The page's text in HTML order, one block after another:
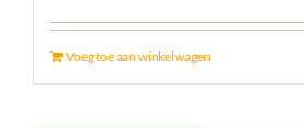
Voeg toe aan winkelwagen